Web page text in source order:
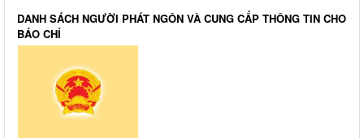
DANH SÁCH NGƯỜI PHÁT NGÔN VÀ CUNG CẤP THÔNG TIN CHO
BÁO CHÍ